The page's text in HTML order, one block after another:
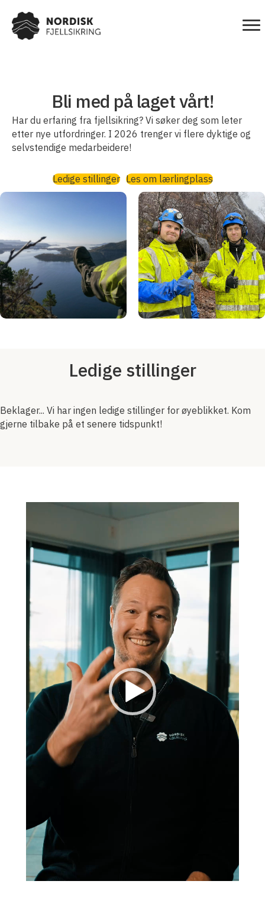
Bli med på laget vårt!
Har du erfaring fra fjellsikring? Vi søker deg som leter
etter nye utfordringer. I 2026 trenger vi flere dyktige og
selvstendige medarbeidere!
Ledige stillinger Les om lærlingplass
Ledige stillinger
Beklager... Vi har ingen ledige stillinger for øyeblikket. Kom
gjerne tilbake på et senere tidspunkt!